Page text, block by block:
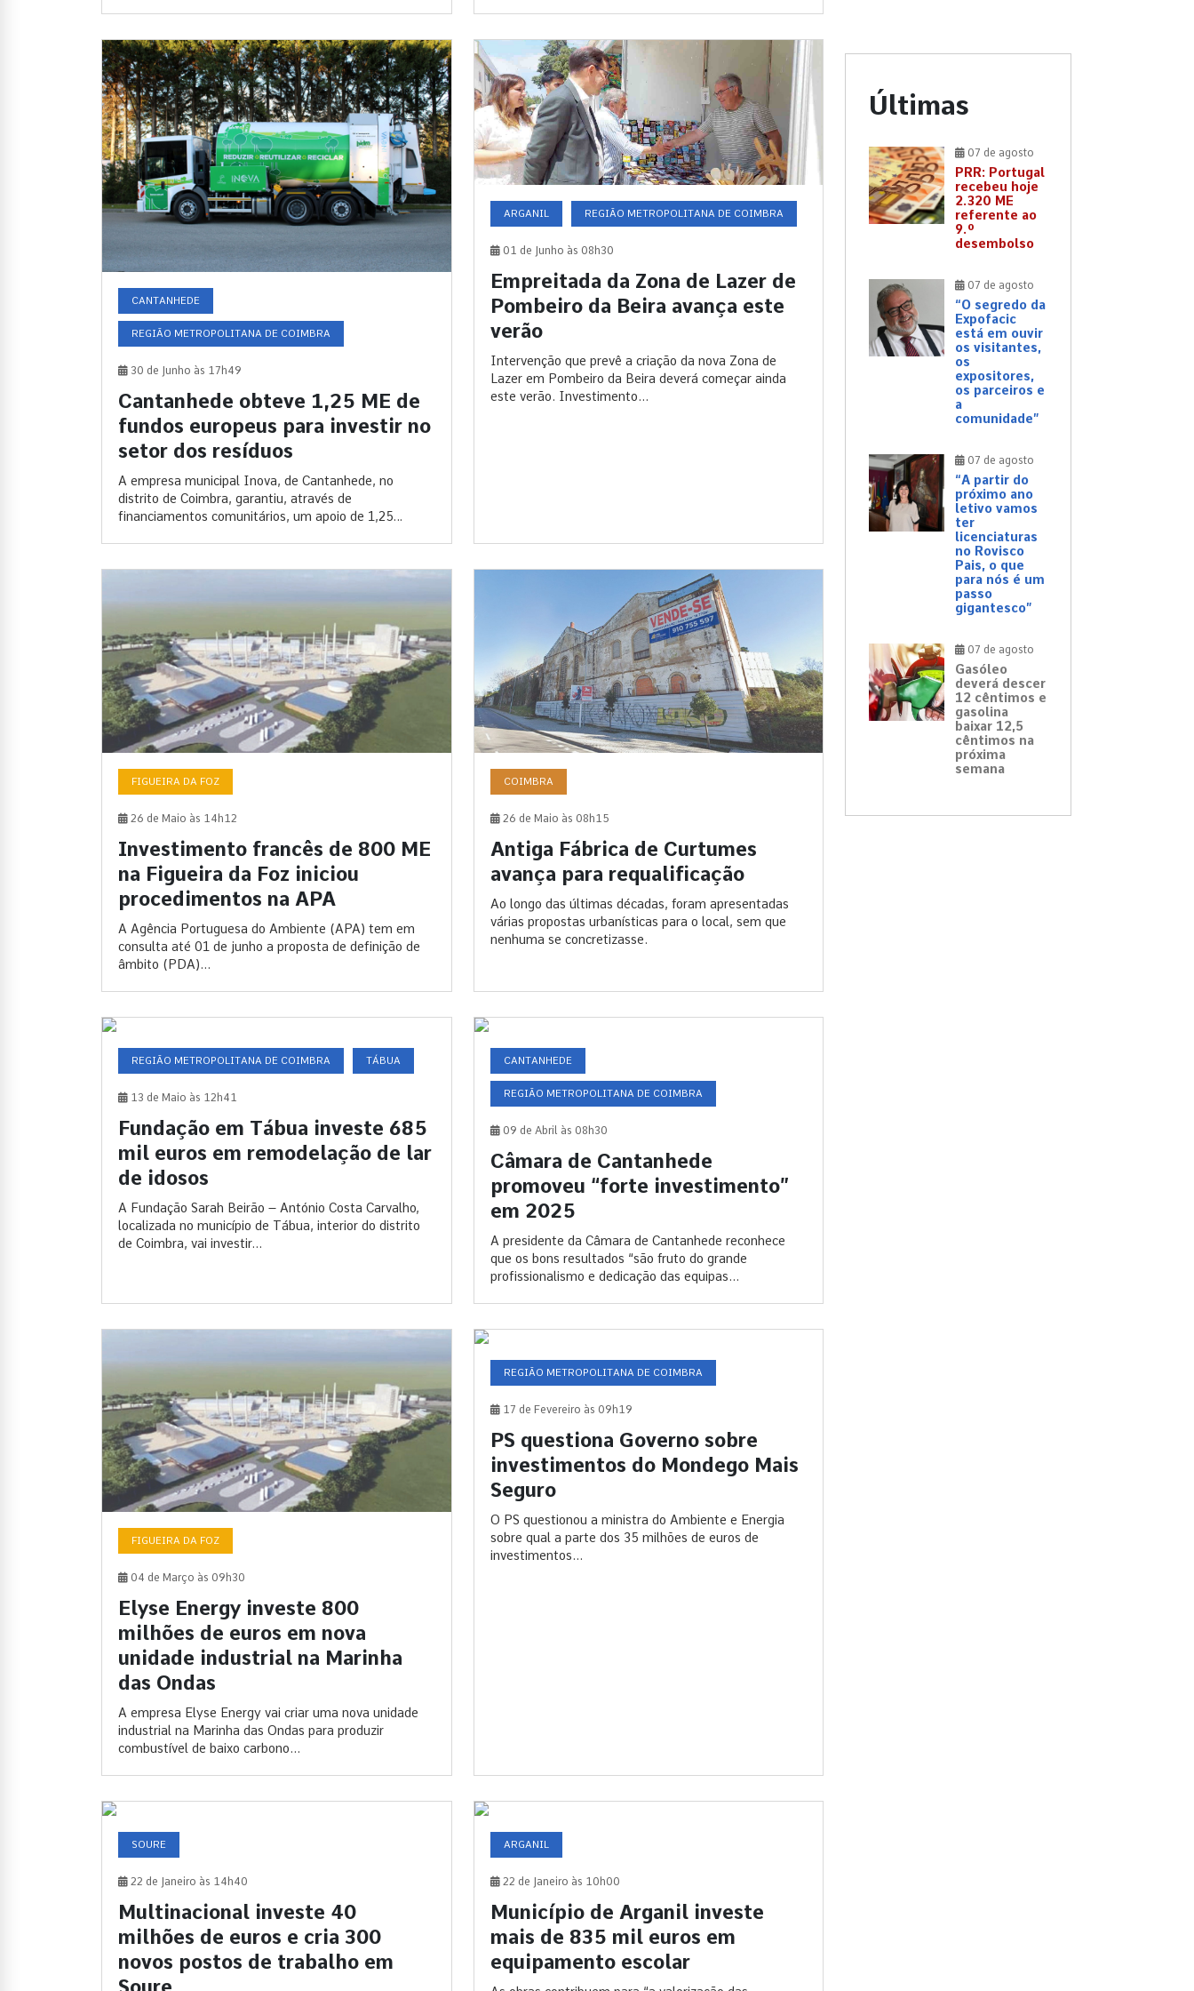
CANTANHEDE
REGIÃO METROPOLITANA DE COIMBRA
30 de Junho às 17h49
Cantanhede obteve 1,25 ME de
fundos europeus para investir no
setor dos resíduos
A empresa municipal Inova, de Cantanhede, no
distrito de Coimbra, garantiu, através de
financiamentos comunitários, um apoio de 1,25
ARGANIL REGIÃO METROPOLITANA DE COIMBRA
01 de Junho às 08h30
Empreitada da Zona de Lazer de
Pombeiro da Beira avança este
verão
Intervenção que prevê a criação da nova Zona de
Lazer em Pombeiro da Beira deverá começar ainda
este verão. Investimento...
FIGUEIRA DA FOZ
26 de Maio às 14h12
Investimento francês de 800 ME
na Figueira da Foz iniciou
procedimentos na APA
A Agência Portuguesa do Ambiente (APA) tem em
consulta até 01 de junho a proposta de definição de
âmbito (PDA)...
COIMBRA
26 de Maio às 08h15
Antiga Fábrica de Curtumes
avança para requalificação
Ao longo das últimas décadas, foram apresentadas
várias propostas urbanísticas para o local, sem que
nenhuma se concretizasse.
REGIÃO METROPOLITANA DE COIMBRA TÁBUA
13 de Maio às 12h41
Fundação em Tábua investe 685
mil euros em remodelação de lar
de idosos
A Fundação Sarah Beirão – António Costa Carvalho,
localizada no município de Tábua, interior do distrito
de Coimbra, vai investir...
CANTANHEDE
REGIÃO METROPOLITANA DE COIMBRA
09 de Abril às 08h30
Câmara de Cantanhede
promoveu “forte investimento”
em 2025
A presidente da Câmara de Cantanhede reconhece
que os bons resultados “são fruto do grande
profissionalismo e dedicação das equipas...
FIGUEIRA DA FOZ
04 de Março às 09h30
Elyse Energy investe 800
milhões de euros em nova
unidade industrial na Marinha
das Ondas
A empresa Elyse Energy vai criar uma nova unidade
industrial na Marinha das Ondas para produzir
combustível de baixo carbono...
REGIÃO METROPOLITANA DE COIMBRA
17 de Fevereiro às 09h19
PS questiona Governo sobre
investimentos do Mondego Mais
Seguro
O PS questionou a ministra do Ambiente e Energia
sobre qual a parte dos 35 milhões de euros de
investimentos...
SOURE
22 de Janeiro às 14h40
Multinacional investe 40
milhões de euros e cria 300
novos postos de trabalho em
ARGANIL
22 de Janeiro às 10h00
Município de Arganil investe
mais de 835 mil euros em
equipamento escolar
Últimas
07 de agosto
PRR: Portugal
recebeu hoje
2.320 ME
referente ao
9.º
desembolso
07 de agosto
“O segredo da
Expofacic
está em ouvir
os visitantes,
os
expositores,
os parceiros e
a
comunidade”
07 de agosto
“A partir do
próximo ano
letivo vamos
ter
licenciaturas
no Rovisco
Pais, o que
para nós é um
passo
gigantesco”
07 de agosto
Gasóleo
deverá descer
12 cêntimos e
gasolina
baixar 12,5
cêntimos na
próxima
semana